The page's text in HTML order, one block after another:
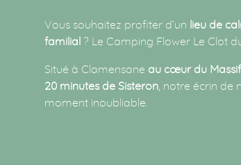
Vous souhaitez profiter d’un lieu de
familial ? Le Camping Flower Le Clot
Situé à Clamensane au cœur du
20 minutes de Sisteron , notre écrin
moment inoubliable.